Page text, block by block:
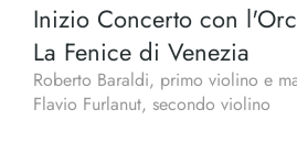
Inizio Concerto con
La Fenice di Venezia
Roberto Baraldi, primo violino e
Flavio Furlanut, secondo violino